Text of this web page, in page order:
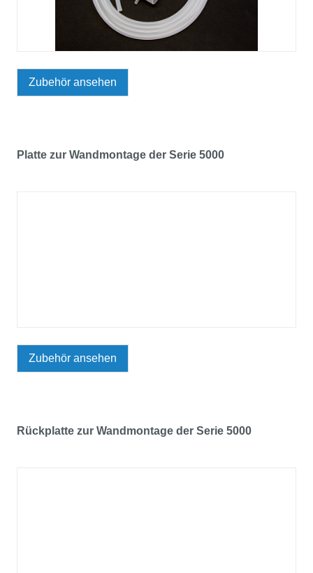
Zubehör ansehen
Platte zur Wandmontage der Serie 5000
Zubehör ansehen
Rückplatte zur Wandmontage der Serie 5000